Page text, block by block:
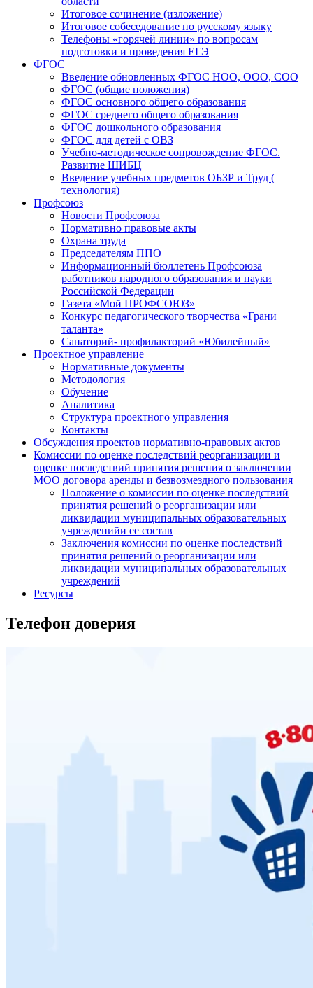
Итоговое сочинение (изложение)
Итоговое собеседование по русскому языку
Телефоны «горячей линии» по вопросам
подготовки и проведения ЕГЭ
ФГОС
Введение обновленных ФГОС НОО, ООО, СОО
ФГОС (общие положения)
ФГОС основного общего образования
ФГОС среднего общего образования
ФГОС дошкольного образования
ФГОС для детей с ОВЗ
Учебно-методическое сопровождение ФГОС.
Развитие ШИБЦ
Введение учебных предметов ОБЗР и Труд (
технология)
Профсоюз
Новости Профсоюза
Нормативно правовые акты
Охрана труда
Председателям ППО
Информационный бюллетень Профсоюза
работников народного образования и науки
Российской Федерации
Газета «Мой ПРОФСОЮЗ»
Конкурс педагогического творчества «Грани
таланта»
Санаторий- профилакторий «Юбилейный»
Проектное управление
Нормативные документы
Методология
Обучение
Аналитика
Структура проектного управления
Контакты
Обсуждения проектов нормативно-правовых актов
Комиссии по оценке последствий реорганизации и
оценке последствий принятия решения о заключении
МОО договора аренды и безвозмездного пользования
Положение о комиссии по оценке последствий
принятия решений о реорганизации или
ликвидации муниципальных образовательных
учрежденийи ее состав
Заключения комиссии по оценке последствий
принятия решений о реорганизации или
ликвидации муниципальных образовательных
учреждений
Ресурсы
Телефон доверия